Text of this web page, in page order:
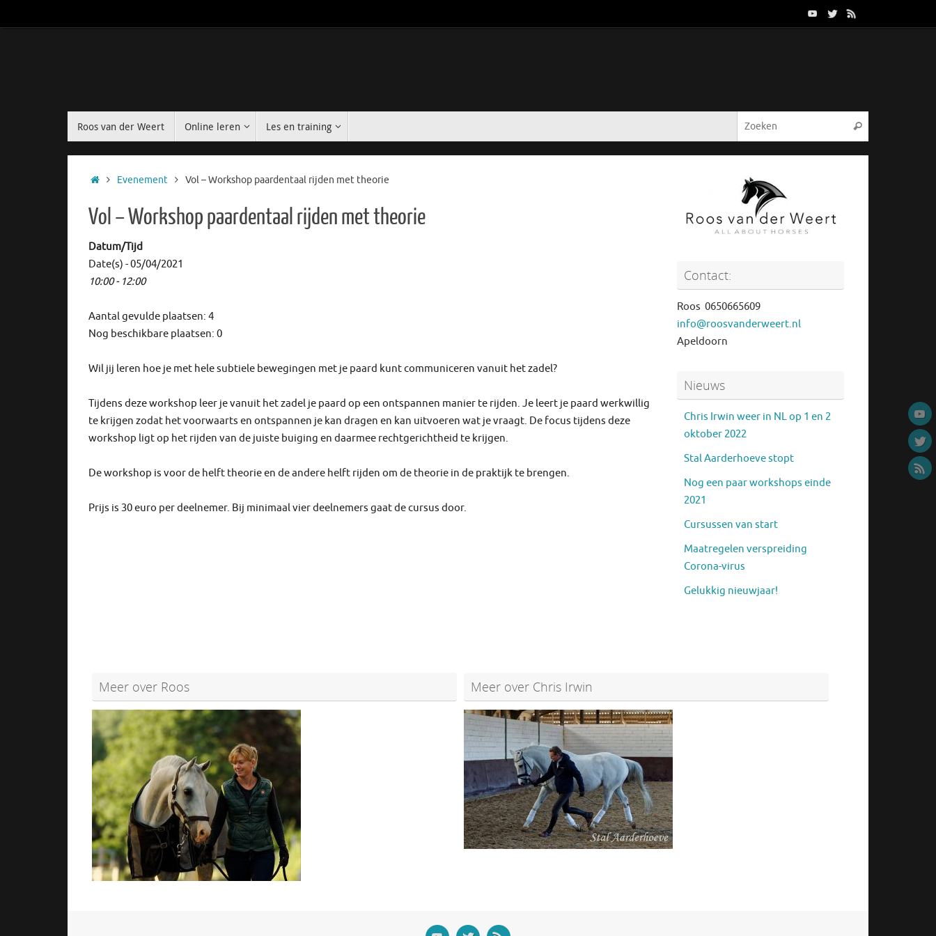
Roos van der Weert Online leren Les en training
Evenement Vol – Workshop paardentaal rijden met theorie
Vol – Workshop paardentaal rijden met theorie
Datum/Tijd
Date(s) - 05/04/2021
10:00 - 12:00
Aantal gevulde plaatsen: 4
Nog beschikbare plaatsen: 0
Wil jij leren hoe je met hele subtiele bewegingen met je paard kunt communiceren vanuit het zadel?
Tijdens deze workshop leer je vanuit het zadel je paard op een ontspannen manier te rijden. Je leert je paard werkwillig
te krijgen zodat het voorwaarts en ontspannen je kan dragen en kan uitvoeren wat je vraagt. De focus tijdens deze
workshop ligt op het rijden van de juiste buiging en daarmee rechtgerichtheid te krijgen.
De workshop is voor de helft theorie en de andere helft rijden om de theorie in de praktijk te brengen.
Prijs is 30 euro per deelnemer. Bij minimaal vier deelnemers gaat de cursus door.
Contact:
Roos 0650665609
info@roosvanderweert.nl
Apeldoorn
Nieuws
Chris Irwin weer in NL op 1 en 2
oktober 2022
Stal Aarderhoeve stopt
Nog een paar workshops einde
2021
Cursussen van start
Maatregelen verspreiding
Corona-virus
Gelukkig nieuwjaar!
Meer over Roos Meer over Chris Irwin